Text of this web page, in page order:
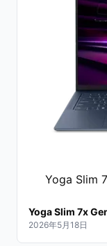
Yoga Slim
Yoga Slim 7x
2026年5月18日